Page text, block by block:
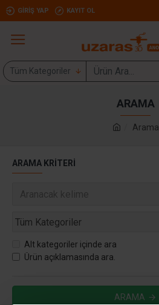
GIRIŞ YAP KAYIT OL
Tüm Kategoriler
Arama
ARAMA
ARAMA KRITERI
Alt kategoriler içinde ara
Ürün açıklamasında ara.
ARAMA